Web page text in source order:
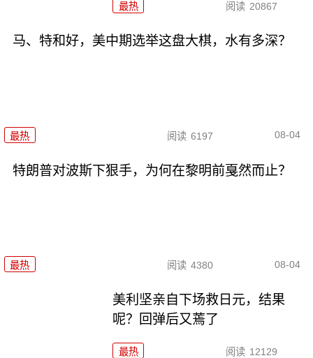
最热 阅读 20867
马、特和好，美中期选举这盘大棋，水有多深？
最热 阅读 6197 08-04
特朗普对波斯下狠手，为何在黎明前戛然而止？
最热 阅读 4380 08-04
美利坚亲自下场救日元，结果
呢？回弹后又蔫了
最热 阅读 12129